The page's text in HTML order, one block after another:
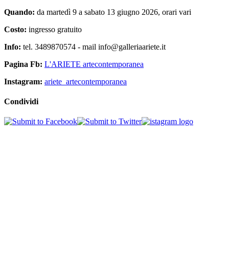
Quando: da martedì 9 a sabato 13 giugno 2026, orari vari
Costo: ingresso gratuito
Info: tel. 3489870574 - mail info@galleriaariete.it
Pagina Fb: L'ARIETE artecontemporanea
Instagram: ariete_artecontemporanea
Condividi